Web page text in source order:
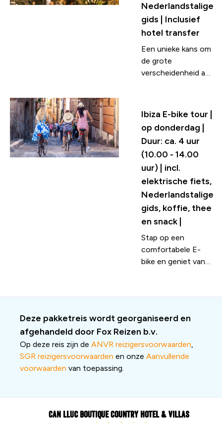
gebieden van het
eiland. Terwijl je
door de straten
panoramische
uitzichten kunnen
bewonderen en
nachtleven van de
hoofdstad van Ibiza.
Nederlandstalige
gids | Inclusief
hotel transfer
Een unieke kans om
de grote
verscheidenheid aan
evenals de lokale
producten van Ibiza
te bekijken en te
kopen. Je hebt alle
tijd om heerlijk te
shoppen en rond te
struinen. Op de
nachtmarkt vind je
meer dan 100
kramen, waarvan
vele exclusief 's
avonds geopend
zijn. Live muziek en
Ibiza E-bike tour |
op donderdag |
Duur: ca. 4 uur
(10.00 - 14.00
uur) | incl.
elektrische fiets,
Nederlandstalige
gids, koffie, thee
en snack |
Stap op een
comfortabele E-
bike en geniet van
sinaasappelbomen,
eeuwenoude
olijfbomen en
kleurrijke
Santa Gertrudis.
Deze pakketreis wordt georganiseerd en
afgehandeld door Fox Reizen b.v.
Op deze reis zijn de ANVR reizigersvoorwaarden,
SGR reizigersvoorwaarden en onze Aanvullende
voorwaarden van toepassing.
Can Lluc Boutique Country Hotel & Villas